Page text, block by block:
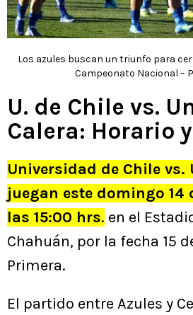
Los azules buscan un triunfo para
Campeonato Nacional –
U. de Chile vs.
Calera: Horario
Universidad de Chile vs.
juegan este domingo 14
las 15:00 hrs. en el
Chahuán, por la fecha 15
Primera.
El partido entre Azules y